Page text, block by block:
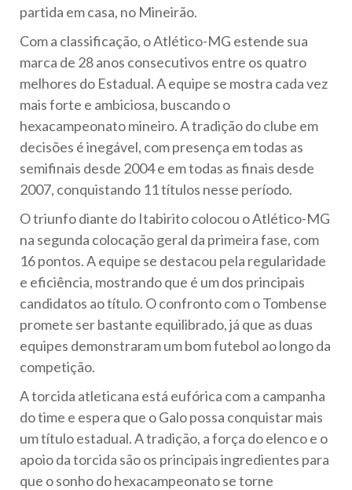
partida em casa, no Mineirão.
Com a classificação, o Atlético-MG estende sua
marca de 28 anos consecutivos entre os quatro
melhores do Estadual. A equipe se mostra cada vez
mais forte e ambiciosa, buscando o
hexacampeonato mineiro. A tradição do clube em
decisões é inegável, com presença em todas as
semifinais desde 2004 e em todas as finais desde
2007, conquistando 11 títulos nesse período.
O triunfo diante do Itabirito colocou o Atlético-MG
na segunda colocação geral da primeira fase, com
16 pontos. A equipe se destacou pela regularidade
e eficiência, mostrando que é um dos principais
candidatos ao título. O confronto com o Tombense
promete ser bastante equilibrado, já que as duas
equipes demonstraram um bom futebol ao longo da
competição.
A torcida atleticana está eufórica com a campanha
do time e espera que o Galo possa conquistar mais
um título estadual. A tradição, a força do elenco e o
apoio da torcida são os principais ingredientes para
que o sonho do hexacampeonato se torne